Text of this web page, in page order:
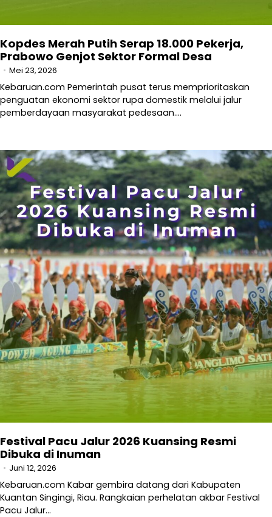
Kopdes Merah Putih Serap 18.000 Pekerja,
Prabowo Genjot Sektor Formal Desa
Mei 23, 2026
Kebaruan.com Pemerintah pusat terus memprioritaskan
penguatan ekonomi sektor rupa domestik melalui jalur
pemberdayaan masyarakat pedesaan.…
Festival Pacu Jalur 2026 Kuansing Resmi
Dibuka di Inuman
Juni 12, 2026
Kebaruan.com Kabar gembira datang dari Kabupaten
Kuantan Singingi, Riau. Rangkaian perhelatan akbar Festival
Pacu Jalur…